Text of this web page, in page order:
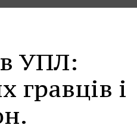
в УПЛ:
гравців і